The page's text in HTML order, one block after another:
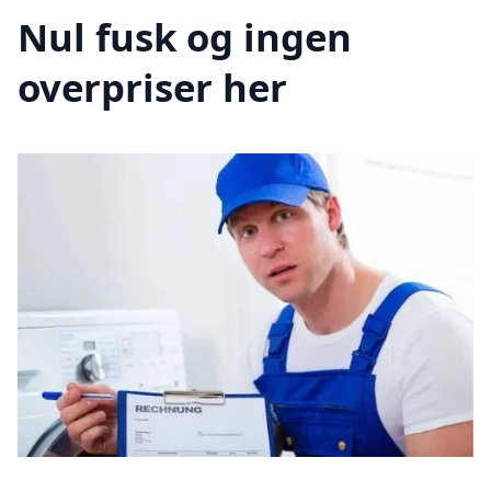
Nul fusk og ingen
overpriser her